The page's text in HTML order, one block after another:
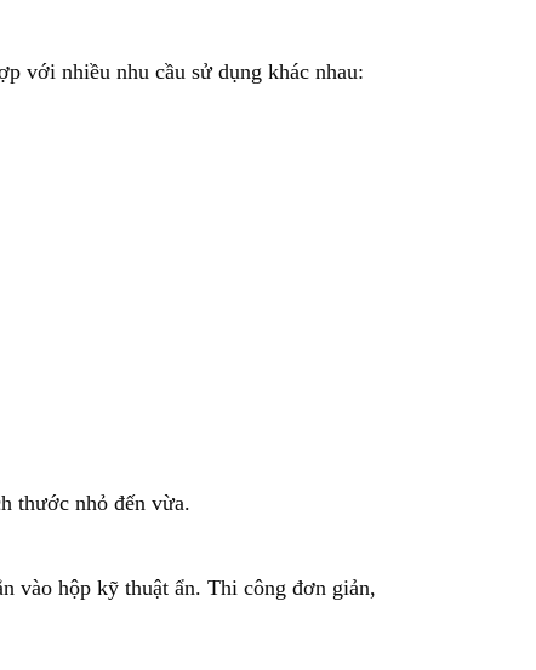
với nhiều nhu cầu sử dụng khác nhau:
thước nhỏ đến vừa.
vào hộp kỹ thuật ẩn. Thi công đơn giản,